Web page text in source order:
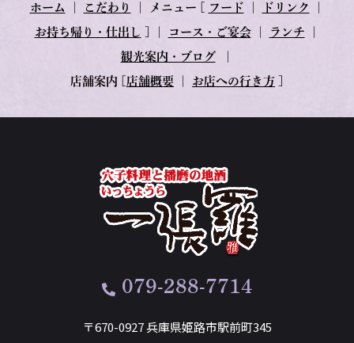
ホーム こだわり メニュー フード ドリンク
お持ち帰り・仕出し コース・ご宴会｜ ランチ
観光案内・ブログ｜
店舗案内 店舗概要 お店への行き方
079-288-7714
〒670-0927 兵庫県姫路市駅前町345